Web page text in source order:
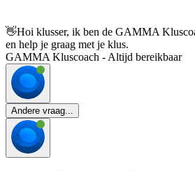
👋Hoi klusser, ik ben de GAMMA
en help je graag met je klus.
GAMMA Kluscoach - Altijd bereikbaar
Andere vraag...